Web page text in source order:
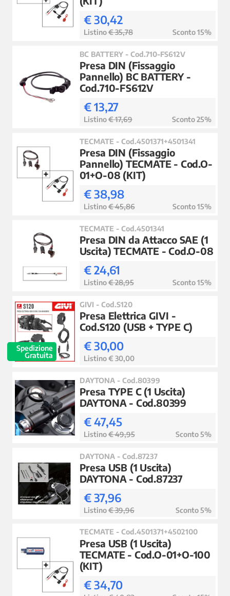
€ 30,42
Listino€ 35,78 Sconto 15%
BC BATTERY - Cod.710-FS612V
Presa DIN (Fissaggio
Pannello) BC BATTERY -
Cod.710-FS612V
€ 13,27
Listino€ 17,69 Sconto 25%
TECMATE - Cod.4501371+4501341
Presa DIN (Fissaggio
Pannello) TECMATE - Cod.O-
01+O-08 (KIT)
€ 38,98
Listino€ 45,86 Sconto 15%
TECMATE - Cod.4501341
Presa DIN da Attacco SAE (1
Uscita) TECMATE - Cod.O-08
€ 24,61
Listino€ 28,95 Sconto 15%
Spedizione
Gratuita
GIVI - Cod.S120
Presa Elettrica GIVI -
Cod.S120 (USB + TYPE C)
€ 30,00
Listino € 30,00
DAYTONA - Cod.80399
Presa TYPE C (1 Uscita)
DAYTONA - Cod.80399
€ 47,45
Listino€ 49,95 Sconto 5%
DAYTONA - Cod.87237
Presa USB (1 Uscita)
DAYTONA - Cod.87237
€ 37,96
Listino€ 39,96 Sconto 5%
TECMATE - Cod.4501371+4502100
Presa USB (1 Uscita)
TECMATE - Cod.O-01+O-100
(KIT)
€ 34,70